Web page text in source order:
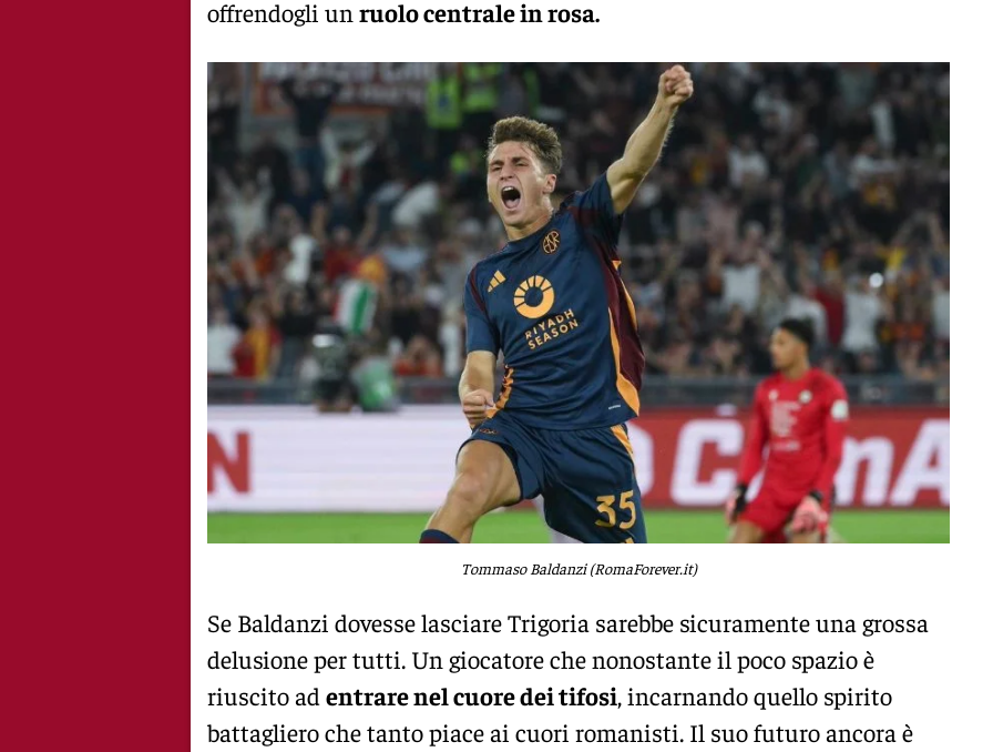
offrendogli un ruolo centrale in rosa.
Tommaso Baldanzi (RomaForever.it)
Se Baldanzi dovesse lasciare Trigoria sarebbe sicuramente una grossa
delusione per tutti. Un giocatore che nonostante il poco spazio è
riuscito ad entrare nel cuore dei tifosi, incarnando quello spirito
battagliero che tanto piace ai cuori romanisti. Il suo futuro ancora è